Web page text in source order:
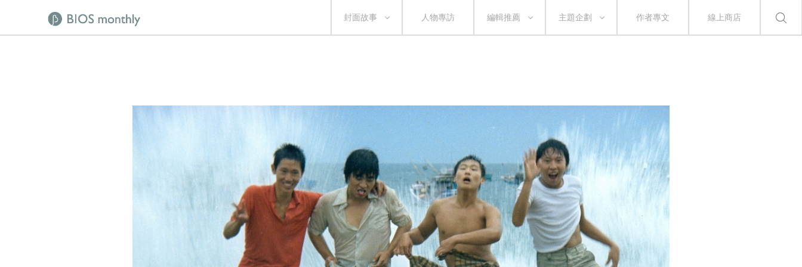
封面故事 人物專訪 編輯推薦 主題企劃 作者專文 線上商店